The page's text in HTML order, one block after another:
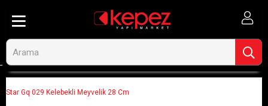
Star Gq 029 Kelebekli Meyvelik 28 Cm